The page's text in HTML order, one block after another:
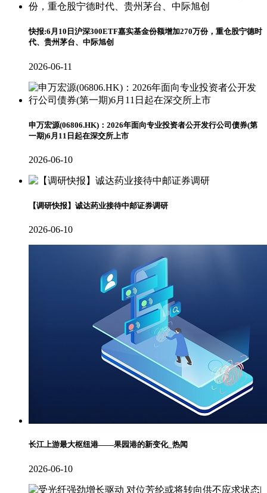
快报:6月10日沪深300ETF嘉实基金份额增加270万份，重仓股宁德时
代、贵州茅台、中际旭创
2026-06-11
申万宏源(06806.HK)：2026年面向专业投资者公开发行公司债券(第
一期)6月11日起在深交所上市
2026-06-10
【调研快报】诚达药业接待中邮证券调研
2026-06-10
长江上游最大枢纽港——果园港的新变化_热闻
2026-06-10